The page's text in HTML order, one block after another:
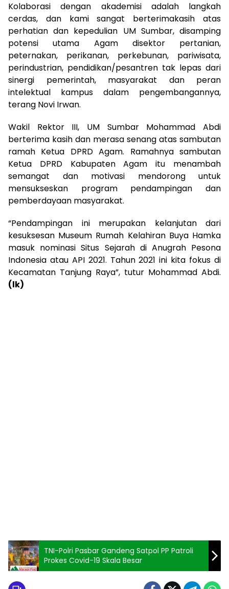
Kolaborasi dengan akademisi adalah langkah
cerdas, dan kami sangat berterimakasih atas
perhatian dan kepedulian UM Sumbar, disamping
potensi utama Agam disektor pertanian,
peternakan, perikanan, perkebunan, pariwisata,
perindustrian, pendidikan/pesantren tak lepas dari
sinergi pemerintah, masyarakat dan peran
intelektual kampus dalam pengembangannya,
terang Novi Irwan.
Wakil Rektor III, UM Sumbar Mohammad Abdi
berterima kasih dan merasa senang atas sambutan
ramah Ketua DPRD Agam. Ramahnya sambutan
Ketua DPRD Kabupaten Agam itu menambah
semangat dan motivasi mendorong untuk
mensukseskan program pendampingan dan
pemberdayaan masyarakat.
“Pendampingan ini merupakan kelanjutan dari
kesuksesan Museum Rumah Kelahiran Buya Hamka
masuk nominasi Situs Sejarah di Anugrah Pesona
Indonesia atau API 2021. Tahun 2021 ini kita fokus di
Kecamatan Tanjung Raya”, tutur Mohammad Abdi.
(lk)
TNI-Polri Pasbar Gandeng Satpol PP Patroli
Prokes Covid-19 Skala Besar